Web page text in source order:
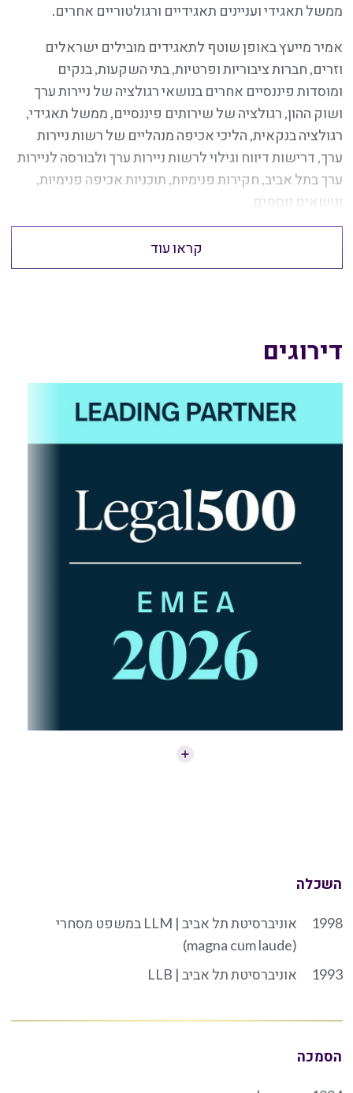
ממשל תאגידי ועניינים תאגידיים ורגולטוריים אחרים.
אמיר מייעץ באופן שוטף לתאגידים מובילים ישראלים
וזרים, חברות ציבוריות ופרטיות, בתי השקעות, בנקים
ומוסדות פיננסיים אחרים בנושאי רגולציה של ניירות ערך
ושוק ההון, רגולציה של שירותים פיננסיים, ממשל תאגידי,
רגולציה בנקאית, הליכי אכיפה מנהליים של רשות ניירות
ערך, דרישות דיווח וגילוי לרשות ניירות ערך ולבורסה לניירות
ערך בתל אביב, חקירות פנימיות, תוכניות אכיפה פנימיות,
ונושאים נוספים.
קראו עוד
דירוגים
השכלה
1998
אוניברסיטת תל אביב | LLM במשפט מסחרי
(magna cum laude)
1993
אוניברסיטת תל אביב | LLB
הסמכה